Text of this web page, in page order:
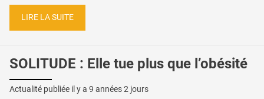
LIRE LA SUITE
SOLITUDE : Elle tue plus que l’obésité
Actualité publiée il y a 9 années 2 jours